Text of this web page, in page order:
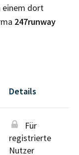
einem dort
247runway
Details
Für
registrierte
Nutzer